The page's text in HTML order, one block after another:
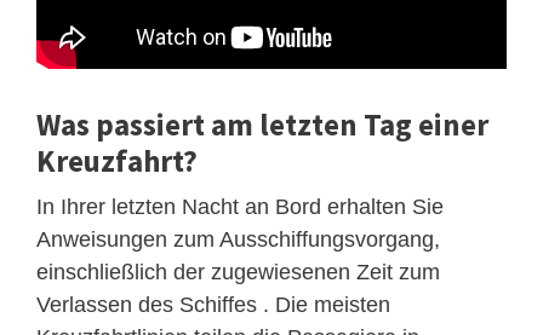
Was passiert am letzten Tag einer
Kreuzfahrt?
In Ihrer letzten Nacht an Bord erhalten Sie
Anweisungen zum Ausschiffungsvorgang,
einschließlich der zugewiesenen Zeit zum
Verlassen des Schiffes . Die meisten